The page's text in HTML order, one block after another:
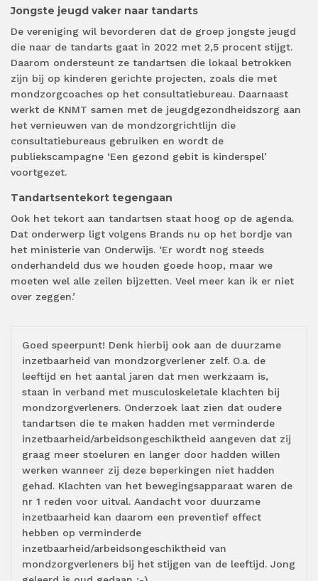
Jongste jeugd vaker naar tandarts
De vereniging wil bevorderen dat de groep jongste jeugd
die naar de tandarts gaat in 2022 met 2,5 procent stijgt.
Daarom ondersteunt ze tandartsen die lokaal betrokken
zijn bij op kinderen gerichte projecten, zoals die met
mondzorgcoaches op het consultatiebureau. Daarnaast
werkt de KNMT samen met de jeugdgezondheidszorg aan
het vernieuwen van de mondzorgrichtlijn die
consultatiebureaus gebruiken en wordt de
publiekscampagne ‘Een gezond gebit is kinderspel’
voortgezet.
Tandartsentekort tegengaan
Ook het tekort aan tandartsen staat hoog op de agenda.
Dat onderwerp ligt volgens Brands nu op het bordje van
het ministerie van Onderwijs. ‘Er wordt nog steeds
onderhandeld dus we houden goede hoop, maar we
moeten wel alle zeilen bijzetten. Veel meer kan ik er niet
over zeggen.’
Goed speerpunt! Denk hierbij ook aan de duurzame
inzetbaarheid van mondzorgverlener zelf. O.a. de
leeftijd en het aantal jaren dat men werkzaam is,
staan in verband met musculoskeletale klachten bij
mondzorgverleners. Onderzoek laat zien dat oudere
tandartsen die te maken hadden met verminderde
inzetbaarheid/arbeidsongeschiktheid aangeven dat zij
graag meer stoeluren en langer door hadden willen
werken wanneer zij deze beperkingen niet hadden
gehad. Klachten van het bewegingsapparaat waren de
nr 1 reden voor uitval. Aandacht voor duurzame
inzetbaarheid kan daarom een preventief effect
hebben op verminderde
inzetbaarheid/arbeidsongeschiktheid van
mondzorgverleners bij het stijgen van de leeftijd. Jong